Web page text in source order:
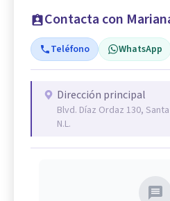
Contacta con
Teléfono WhatsApp
Dirección principal
Blvd. Díaz Ordaz 130,
N.L.